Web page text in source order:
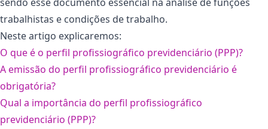
trabalhistas e condições de trabalho.
Neste artigo explicaremos:
O que é o perfil profissiográfico previdenciário (PPP)?
A emissão do perfil profissiográfico previdenciário é
obrigatória?
Qual a importância do perfil profissiográfico
previdenciário (PPP)?